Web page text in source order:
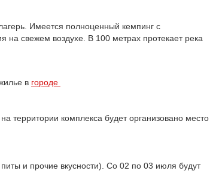
Имеется полноценный кемпинг с
свежем воздухе. В 100 метрах протекает река
в городе
территории комплекса будет организовано место
и прочие вкусности). Со 02 по 03 июля будут